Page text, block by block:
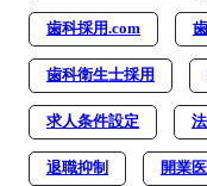
歯科採用.com
歯科衛生士採用
求人条件設定
退職抑制 開業医